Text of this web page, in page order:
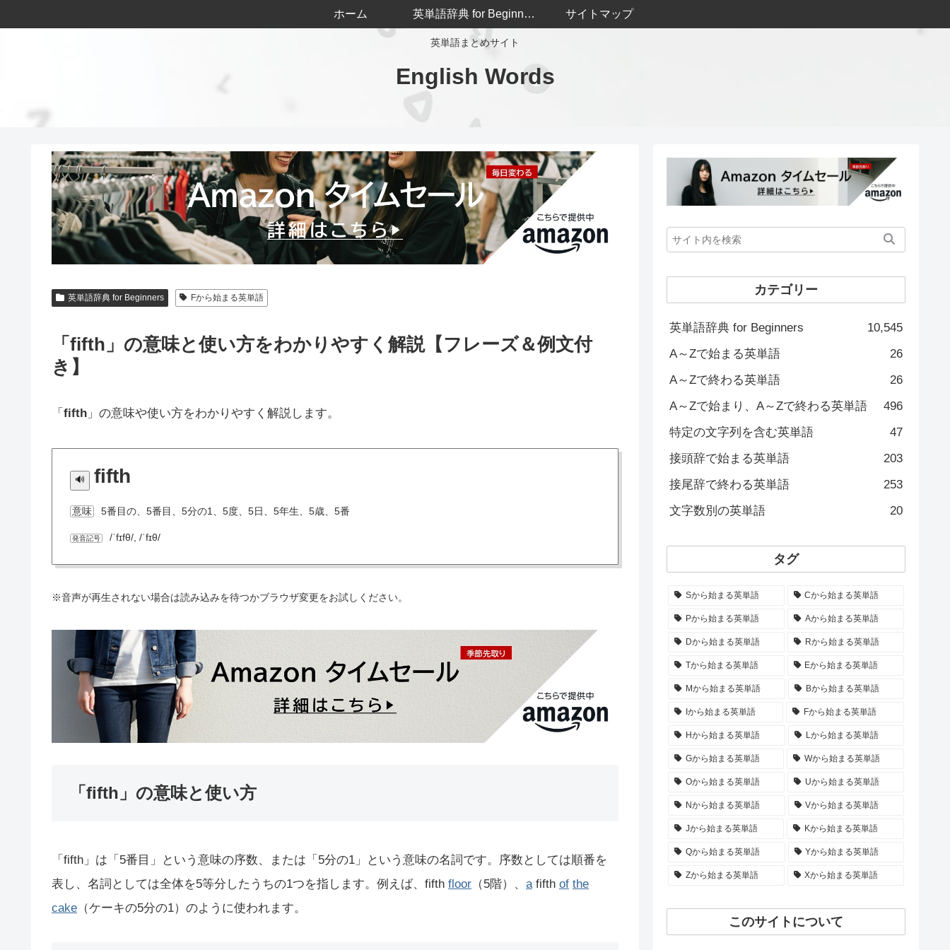
英単語まとめサイト
English Words
ホーム 英単語辞典 for Beginners サイトマップ
英単語辞典 for Beginners Fから始まる英単語
「fifth」の意味と使い方をわかりやすく解説【フレーズ＆例文付
き】
「 fifth 」の意味や使い方をわかりやすく解説します。
fifth
意味 5番目の、5番目、5分の1、5度、5日、5年生、5歳、5番
発音記号 /ˈfɪfθ/, /ˈfɪθ/
※音声が再生されない場合は読み込みを待つかブラウザ変更をお試しください。
「fifth」の意味と使い方
「fifth」は「5番目」という意味の序数、または「5分の1」という意味の名詞です。序数としては順番を
表し、名詞としては全体を5等分したうちの1つを指します。例えば、fifth floor （5階）、 afifth of the
cake （ケーキの5分の1）のように使われます。
カテゴリー
英単語辞典 for Beginners
10,545
A～Zで始まる英単語
26
A～Zで終わる英単語
26
A～Zで始まり、A～Zで終わる英単語
496
特定の文字列を含む英単語
47
接頭辞で始まる英単語
203
接尾辞で終わる英単語
253
文字数別の英単語
20
タグ
Sから始まる英単語 Cから始まる英単語
Pから始まる英単語 Aから始まる英単語
Dから始まる英単語 Rから始まる英単語
Tから始まる英単語 Eから始まる英単語
Mから始まる英単語 Bから始まる英単語
Iから始まる英単語 Fから始まる英単語
Hから始まる英単語 Lから始まる英単語
Gから始まる英単語 Wから始まる英単語
Oから始まる英単語 Uから始まる英単語
Nから始まる英単語 Vから始まる英単語
Jから始まる英単語 Kから始まる英単語
Qから始まる英単語 Yから始まる英単語
Zから始まる英単語 Xから始まる英単語
このサイトについて